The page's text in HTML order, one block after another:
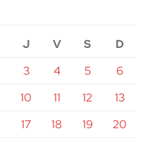
J V S
D
3 4 5
6
10 11 12
13
17 18 19
20